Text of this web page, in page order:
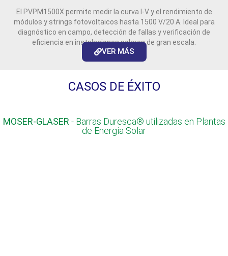
El PVPM1500X permite medir la curva I-V y el rendimiento de
módulos y strings fotovoltaicos hasta 1500 V/20 A. Ideal para
diagnóstico en campo, detección de fallas y verificación de
eficiencia en instalaciones solares de gran escala.
VER MÁS
CASOS DE ÉXITO
MOSER-GLASER - Barras Duresca® utilizadas en Plantas
de Energía Solar